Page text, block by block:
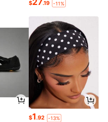
$ .19 -11%
$1.92 -13%